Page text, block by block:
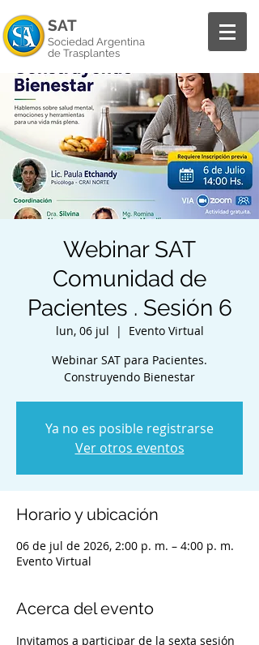
SAT
Sociedad Argentina
de Trasplantes
Webinar SAT
Comunidad de
Pacientes . Sesión 6
lun, 06 jul
  |
Evento Virtual
Webinar SAT para Pacientes.
Construyendo Bienestar
Ya no es posible registrarse
Ver otros eventos
Horario y ubicación
06 de jul de 2026, 2:00 p. m. – 4:00 p. m.
Evento Virtual
Acerca del evento
Invitamos a participar de la sexta sesión